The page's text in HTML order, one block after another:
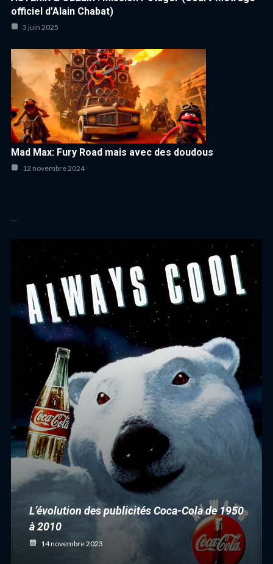
officiel d’Alain Chabat)
3 juin 2025
Mad Max: Fury Road mais avec des doudous
12 novembre 2024
L’évolution des publicités Coca-Cola de 1950
à 2010
14 novembre 2023